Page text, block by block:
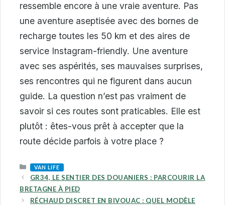
ressemble encore à une vraie aventure. Pas
une aventure aseptisée avec des bornes de
recharge toutes les 50 km et des aires de
service Instagram-friendly. Une aventure
avec ses aspérités, ses mauvaises surprises,
ses rencontres qui ne figurent dans aucun
guide. La question n’est pas vraiment de
savoir si ces routes sont praticables. Elle est
plutôt : êtes-vous prêt à accepter que la
route décide parfois à votre place ?
CATEGORIES
VAN LIFE
GR34, LE SENTIER DES DOUANIERS : PARCOURIR LA
BRETAGNE À PIED
RÉCHAUD DISCRET EN BIVOUAC : QUEL MODÈLE